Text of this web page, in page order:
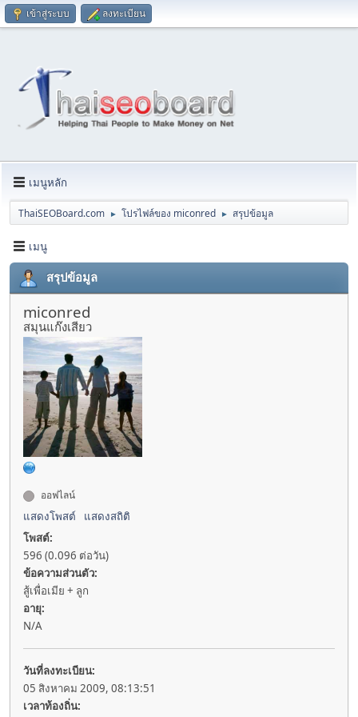
เข้าสู่ระบบ ลงทะเบียน
เมนูหลัก
ThaiSEOBoard.com ► โปรไฟล์ของ miconred ► สรุปข้อมูล
เมนู
สรุปข้อมูล
miconred
สมุนแก๊งเสียว
ออฟไลน์
แสดงโพสต์
แสดงสถิติ
โพสต์:
596 (0.096 ต่อวัน)
ข้อความส่วนตัว:
สู้เพื่อเมีย + ลูก
อายุ:
N/A
วันที่ลงทะเบียน:
05 สิงหาคม 2009, 08:13:51
เวลาท้องถิ่น: